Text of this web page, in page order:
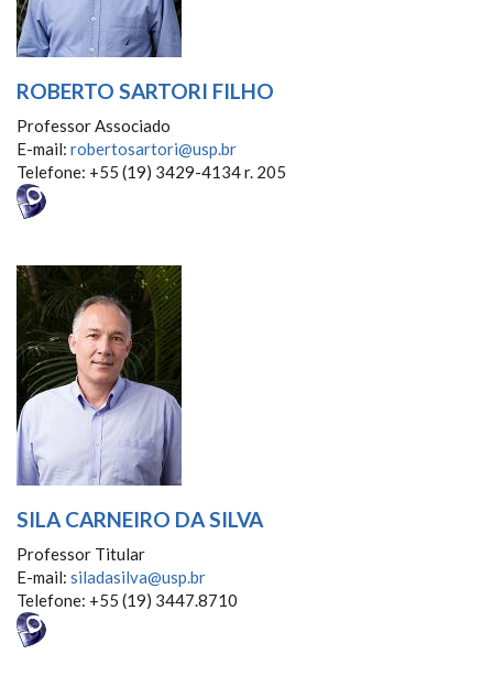
ROBERTO SARTORI FILHO
Professor Associado
E-mail: robertosartori@usp.br
Telefone: +55 (19) 3429-4134 r. 205
SILA CARNEIRO DA SILVA
Professor Titular
E-mail: siladasilva@usp.br
Telefone: +55 (19) 3447.8710